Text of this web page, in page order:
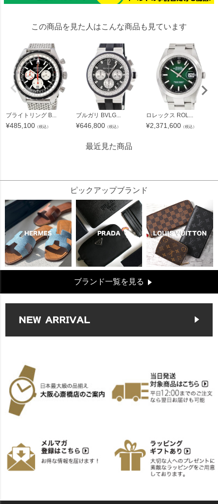
この商品を見た人はこんな商品も見ています
ブライトリング B...
¥485,100 （税込）
ブルガリ BVLG...
¥646,800 （税込）
ロレックス ROL...
¥2,371,600 （税込）
最近見た商品
ピックアップブランド
ブランド一覧を見る